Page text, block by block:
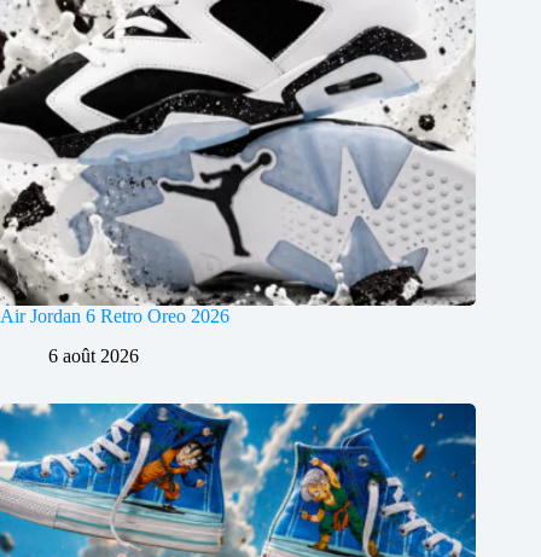
Air Jordan 6 Retro Oreo 2026
6 août 2026